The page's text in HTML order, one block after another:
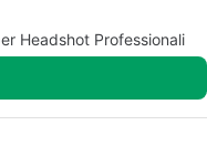
Headshot Professionali